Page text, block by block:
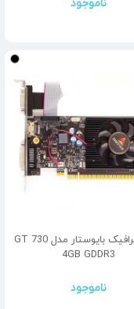
ناموجود
کارت گرافیک بایوستار مدل GT 730
4GB GDDR3
ناموجود